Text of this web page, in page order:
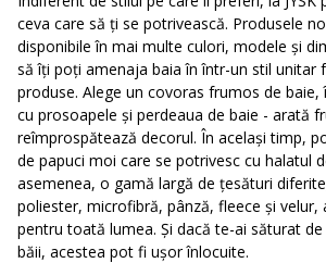
ceva care să ți se potrivească. Produsele
disponibile în mai multe culori, modele și
să îți poți amenaja baia în într-un stil unitar
produse. Alege un covoras frumos de baie,
cu prosoapele și perdeaua de baie - arată
reîmprospătează decorul. În același timp,
de papuci moi care se potrivesc cu halatul
asemenea, o gamă largă de țesături
poliester, microfibră, pânză, fleece și velur,
pentru toată lumea. Și dacă te-ai săturat
băii, acestea pot fi ușor înlocuite.